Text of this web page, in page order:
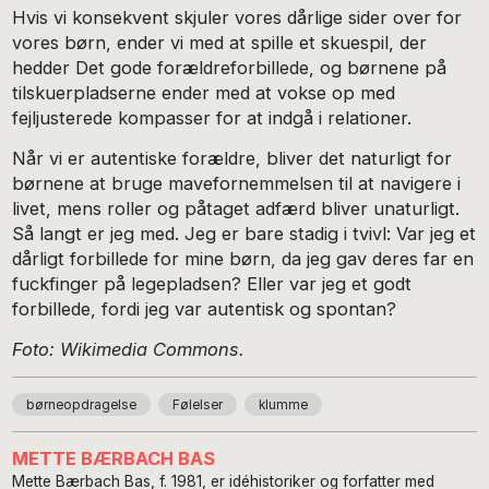
Hvis vi konsekvent skjuler vores dårlige sider over for
vores børn, ender vi med at spille et skuespil, der
hedder Det gode forældreforbillede, og børnene på
tilskuerpladserne ender med at vokse op med
fejljusterede kompasser for at indgå i relationer.
Når vi er autentiske forældre, bliver det naturligt for
børnene at bruge mavefornemmelsen til at navigere i
livet, mens roller og påtaget adfærd bliver unaturligt.
Så langt er jeg med. Jeg er bare stadig i tvivl: Var jeg et
dårligt forbillede for mine børn, da jeg gav deres far en
fuckfinger på legepladsen? Eller var jeg et godt
forbillede, fordi jeg var autentisk og spontan?
Foto: Wikimedia Commons.
børneopdragelse Følelser klumme
METTE BÆRBACH BAS
Mette Bærbach Bas, f. 1981, er idéhistoriker og forfatter med